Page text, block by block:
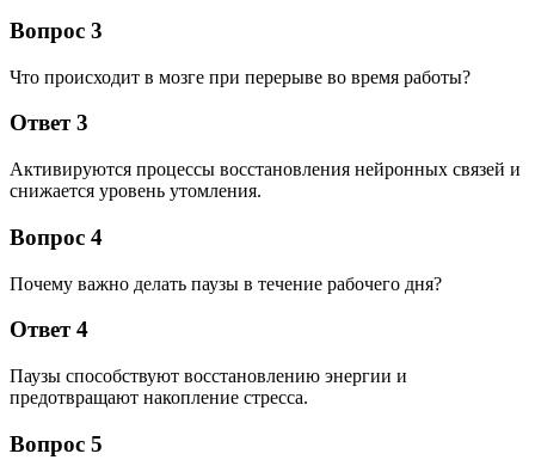
Вопрос 3
Что происходит в мозге при перерыве во время работы?
Ответ 3
Активируются процессы восстановления нейронных связей и
снижается уровень утомления.
Вопрос 4
Почему важно делать паузы в течение рабочего дня?
Ответ 4
Паузы способствуют восстановлению энергии и
предотвращают накопление стресса.
Вопрос 5